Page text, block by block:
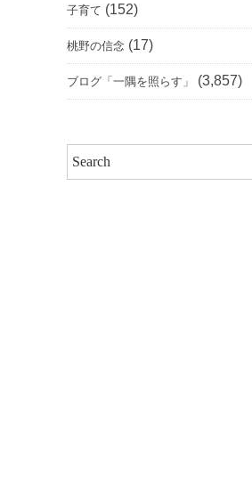
子育て (152)
桃野の信念 (17)
ブログ「一隅を照らす」 (3,857)